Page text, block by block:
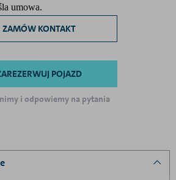
umowa.
ZAMÓW KONTAKT
POJAZD
i odpowiemy na pytania